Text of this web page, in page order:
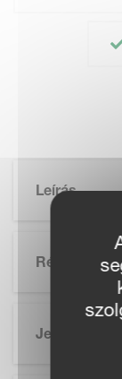
Leírás
Részletek
Jellemzők